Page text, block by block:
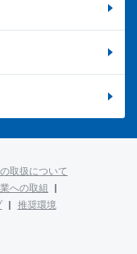
取扱について
への取組
推奨環境